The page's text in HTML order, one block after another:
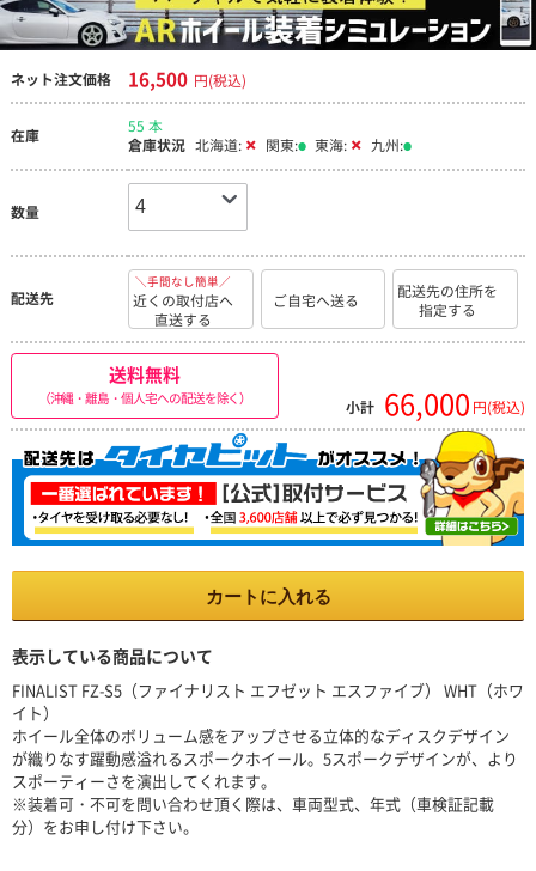
ネット注文価格 16,500 円(税込)
在庫
55 本
倉庫状況 北海道: 関東: 東海: 九州:
数量
配送先
＼手間なし簡単／
近くの取付店へ
直送する
ご自宅へ送る
配送先の住所を
指定する
送料無料
（沖縄・離島・個人宅への配送を除く） 小計 66,000 円(税込)
カートに入れる
表示している商品について
FINALIST FZ-S5（ファイナリスト エフゼット エスファイブ） WHT（ホワ
イト）
ホイール全体のボリューム感をアップさせる立体的なディスクデザイン
が織りなす躍動感溢れるスポークホイール。5スポークデザインが、より
スポーティーさを演出してくれます。
※装着可・不可を問い合わせ頂く際は、車両型式、年式（車検証記載
分）をお申し付け下さい。